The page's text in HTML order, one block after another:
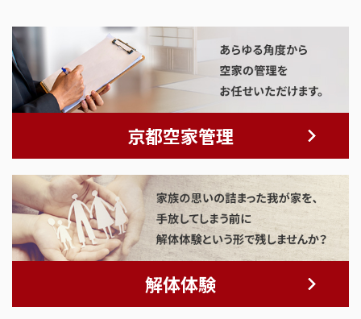
京都空家管理
解体体験